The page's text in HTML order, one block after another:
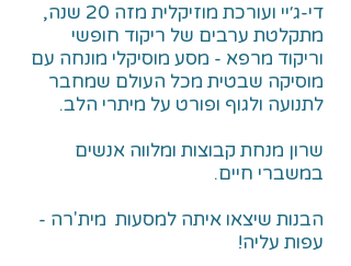
די-ג׳יי ועורכת מוזיקלית מזה 20 שנה,
מתקלטת ערבים של ריקוד חופשי
וריקוד מרפא - מסע מוסיקלי מונחה עם
מוסיקה שבטית מכל העולם שמחבר
לתנועה ולגוף ופורט על מיתרי הלב.
שרון מנחת קבוצות ומלווה אנשים
במשברי חיים.
הבנות שיצאו איתה למסעות מית'רה -
עפות עליה!